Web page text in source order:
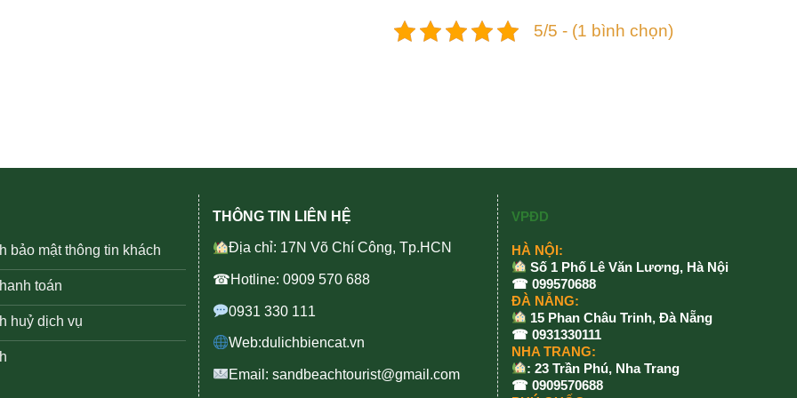
5/5 - (1 bình chọn)
bảo mật thông tin khách
toán
huỷ dịch vụ
THÔNG TIN LIÊN HỆ
Địa chỉ: 17N Võ Chí Công, Tp.HCN
☎Hotline: 0909 570 688
0931 330 111
Web:dulichbiencat.vn
Email: sandbeachtourist@gmail.com
VPĐD
HÀ NỘI:
Số 1 Phố Lê Văn Lương, Hà Nội
☎ 099570688
ĐÀ NẴNG:
15 Phan Châu Trinh, Đà Nẵng
☎ 0931330111
NHA TRANG:
: 23 Trần Phú, Nha Trang
☎ 0909570688